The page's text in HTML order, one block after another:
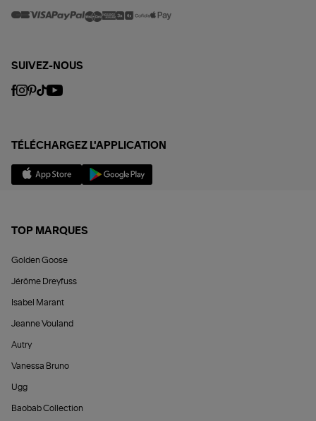
SUIVEZ-NOUS
TÉLÉCHARGEZ L'APPLICATION
TOP MARQUES
Golden Goose
Jérôme Dreyfuss
Isabel Marant
Jeanne Vouland
Autry
Vanessa Bruno
Ugg
Baobab Collection